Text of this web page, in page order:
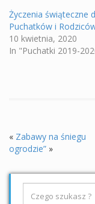
Życzenia świąteczne
Puchatków i
10 kwietnia, 2020
In "Puchatki 2019-
« Zabawy na śniegu
ogrodzie” »